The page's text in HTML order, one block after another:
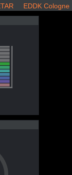
EDDK Cologne